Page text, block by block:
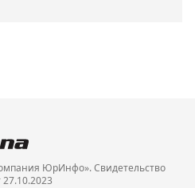
ЮрИнфо». Cвидетельство